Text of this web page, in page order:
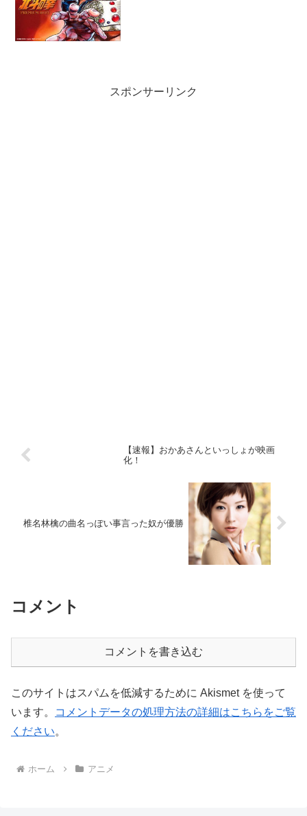
スポンサーリンク
【速報】おかあさんといっしょが映画
化！
椎名林檎の曲名っぽい事言った奴が優勝
コメント
コメントを書き込む
このサイトはスパムを低減するために Akismet を使って
います。
コメントデータの処理方法の詳細はこちらをご覧
ください。
ホーム アニメ